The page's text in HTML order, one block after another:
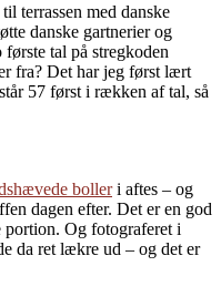
terrassen med danske
danske gartnerier og
tal på stregkoden
fra? Det har jeg først lært
57 først i rækken af tal, så
bolleri aftes – og
dagen efter. Det er en god
portion. Og fotograferet i
da ret lækre ud – og det er